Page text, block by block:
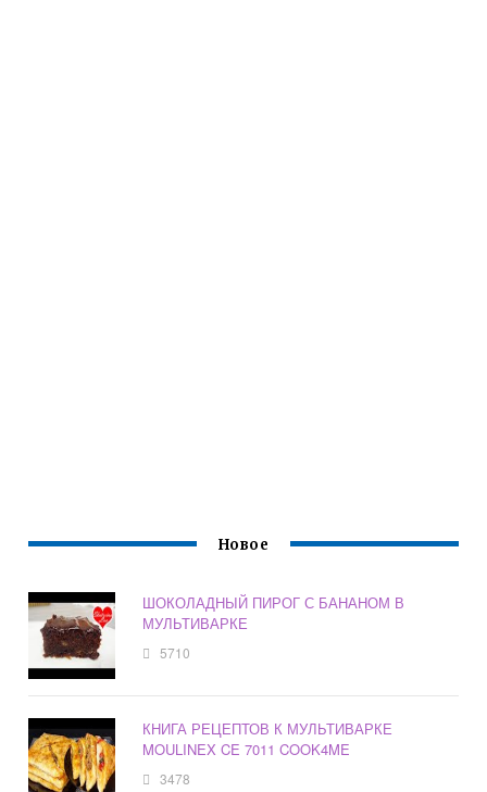
Новое
ШОКОЛАДНЫЙ ПИРОГ С БАНАНОМ В
МУЛЬТИВАРКЕ
5710
КНИГА РЕЦЕПТОВ К МУЛЬТИВАРКЕ
MOULINEX CE 7011 COOK4ME
3478